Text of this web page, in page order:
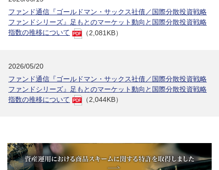
ファンド通信『ゴールドマン・サックス社債／国際分散投資戦略
ファンドシリーズ』足もとのマーケット動向と国際分散投資戦略
指数の推移について
（2,081KB）
2026/05/20
ファンド通信『ゴールドマン・サックス社債／国際分散投資戦略
ファンドシリーズ』足もとのマーケット動向と国際分散投資戦略
指数の推移について
（2,044KB）